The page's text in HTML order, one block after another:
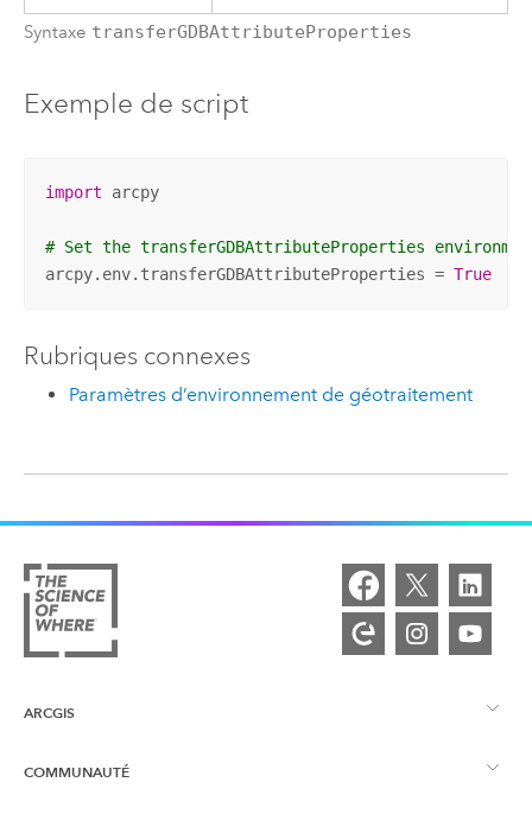
Syntaxe transferGDBAttributeProperties
Exemple de script
import arcpy
# Set the transferGDBAttributeProperties
arcpy.env.transferGDBAttributeProperties = True
Rubriques connexes
Paramètres d’environnement de géotraitement
ARCGIS
Vue d’ensemble d’ArcGIS
COMMUNAUTÉ